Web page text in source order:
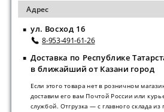
Адрес
ул. Восход 16
8-953-491-61-26
Доставка по Республике
в ближайший от Казани город
Если этого товара нет в розничном
доставим его вам Почтой России или
службой. Отгрузка — с главного склада из